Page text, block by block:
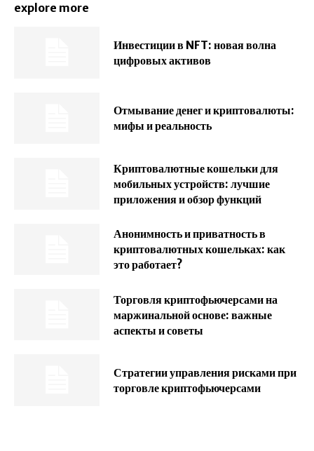
explore more
Инвестиции в NFT: новая волна
цифровых активов
Отмывание денег и криптовалюты:
мифы и реальность
Криптовалютные кошельки для
мобильных устройств: лучшие
приложения и обзор функций
Анонимность и приватность в
криптовалютных кошельках: как
это работает?
Торговля криптофьючерсами на
маржинальной основе: важные
аспекты и советы
Стратегии управления рисками при
торговле криптофьючерсами